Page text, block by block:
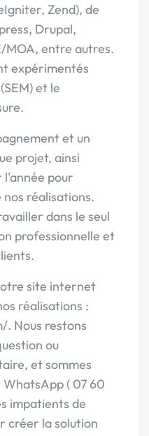
Zend), de
Drupal,
MOA, entre autres.
expérimentés
et le
et un
projet, ainsi
l'année pour
réalisations.
dans le seul
professionnelle et
site internet
réalisations :
. Nous restons
ou
et sommes
( 07 60
impatients de
créer la solution